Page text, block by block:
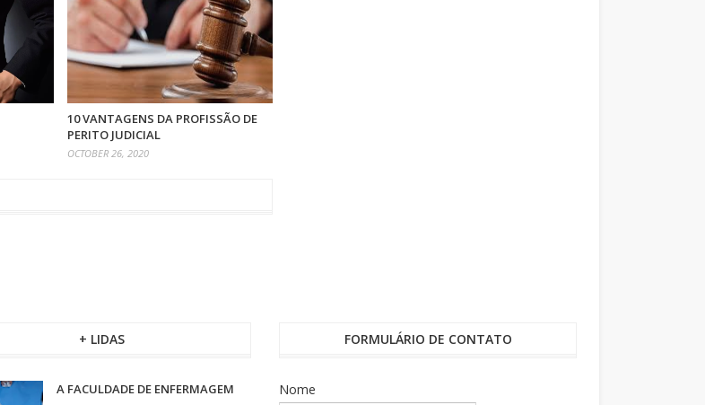
10 VANTAGENS DA PROFISSÃO DE
PERITO JUDICIAL
OCTOBER 26, 2020
+ LIDAS
A FACULDADE DE ENFERMAGEM
FORMULÁRIO DE CONTATO
Nome